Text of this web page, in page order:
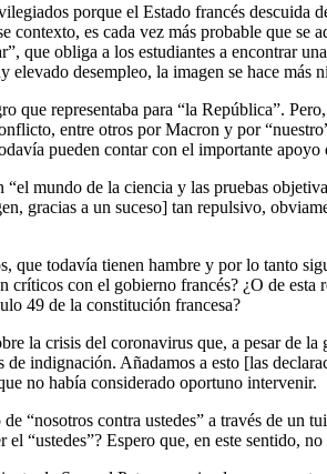
porque el Estado francés
es cada vez más probable que
que obliga a los estudiantes a encontrar
desempleo, la imagen se hace más
representaba para “la República”.
entre otros por Macron y por
pueden contar con el importante
mundo de la ciencia y las pruebas
gracias a un suceso] tan repulsivo,
todavía tienen hambre y por lo tanto
críticos con el gobierno francés? ¿O de
49 de la constitución francesa?
la crisis del coronavirus que, a pesar de
indignación. Añadamos a esto [las
no había considerado oportuno intervenir.
“nosotros contra ustedes” a través de un
“ustedes”? Espero que, en este sentido,